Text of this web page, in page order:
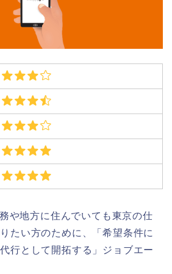
や地方に住んでいても東京の仕
たい方のために、「希望条件に
行として開拓する」ジョブエー